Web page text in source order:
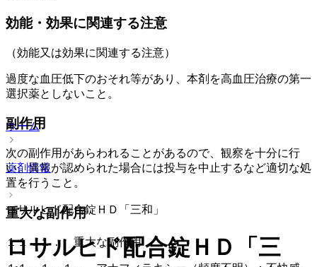
効能・効果に関連する注意
（効能又は効果に関連する注意）
過度な血圧低下のおそれ等があり、本剤を高血圧治療の第一
選択薬としないこと。
副作用
次の副作用があらわれることがあるので、観察を十分に行
い、異常が認められた場合には投与を中止するなど適切な処
置を行うこと。
重大な副作用
１１．１． 重大な副作用
ホーム
薬剤情報
ロサルヒド配合錠ＨＤ「三和」
ロサルヒド配合錠ＨＤ「三